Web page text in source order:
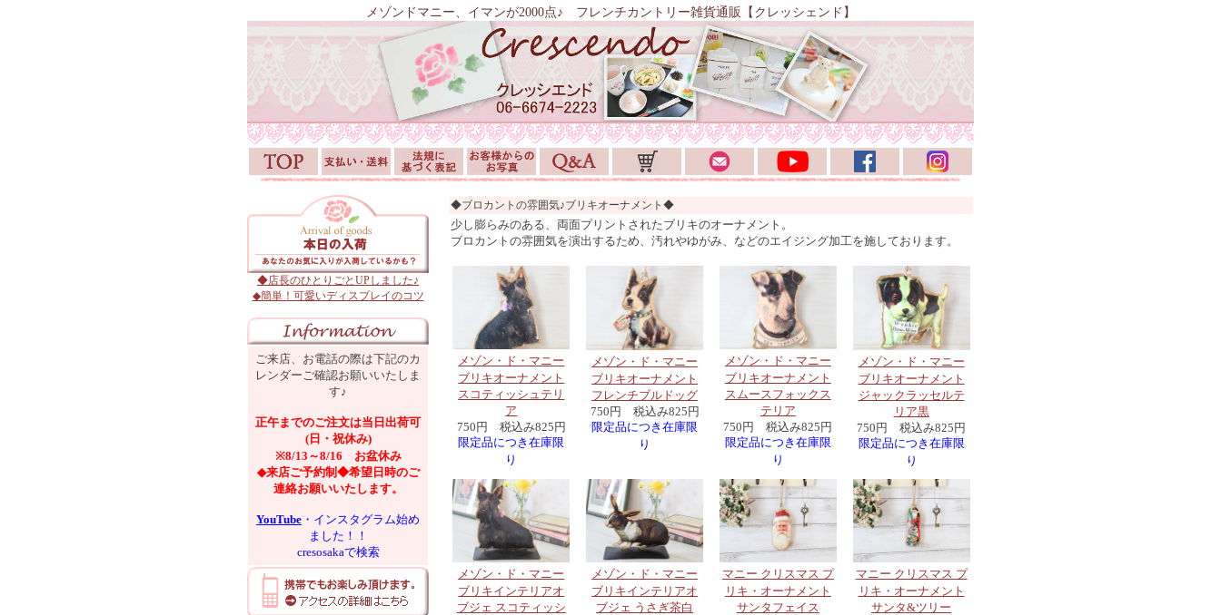
メゾンドマニー、イマンが2000点♪ フレンチカントリー雑貨通販【クレッシェンド】
◆店長のひとりごとUPしました♪
◆簡単！可愛いディスプレイのコツ
ご来店、お電話の際は下記のカ
レンダーご確認お願いいたしま
す♪
正午までのご注文は当日出荷可
(日・祝休み)
※8/13～8/16 お盆休み
◆来店ご予約制◆希望日時のご
連絡お願いいたします。
YouTube ・インスタグラム始め
ました！！
cresosakaで検索
◆ブロカントの雰囲気♪ブリキオーナメント◆
少し膨らみのある、両面プリントされたブリキのオーナメント。
ブロカントの雰囲気を演出するため、汚れやゆがみ、などのエイジング加工を施しております。
メゾン・ド・マニー
ブリキオーナメント
スコティッシュテリ
ア
750円 税込み825円
限定品につき在庫限
り
メゾン・ド・マニー
ブリキオーナメント
フレンチブルドッグ
750円 税込み825円
限定品につき在庫限
り
メゾン・ド・マニー
ブリキオーナメント
スムースフォックス
テリア
750円 税込み825円
限定品につき在庫限
り
メゾン・ド・マニー
ブリキオーナメント
ジャックラッセルテ
リア黒
750円 税込み825円
限定品につき在庫限
り
メゾン・ド・マニー
ブリキインテリアオ
ブジェ スコティッシ
メゾン・ド・マニー
ブリキインテリアオ
ブジェ うさぎ茶白
マニー クリスマス プ
リキ・オーナメント
サンタフェイス
マニー クリスマス プ
リキ・オーナメント
サンタ&ツリー